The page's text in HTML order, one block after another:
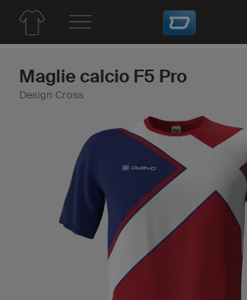
Maglie calcio F5 Pro
Design Cross